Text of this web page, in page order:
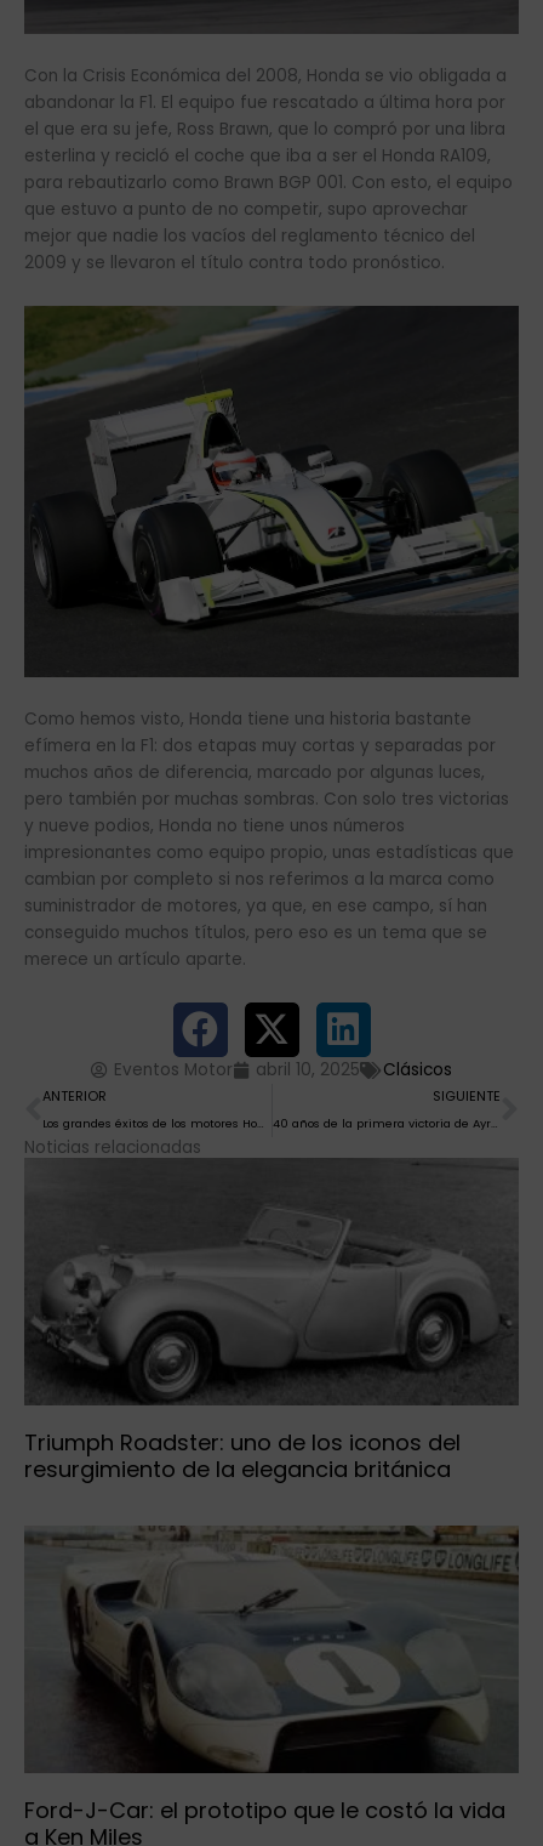
Con la Crisis Económica del 2008, Honda se vio obligada a
abandonar la F1. El equipo fue rescatado a última hora por
el que era su jefe, Ross Brawn, que lo compró por una libra
esterlina y recicló el coche que iba a ser el Honda RA109,
para rebautizarlo como Brawn BGP 001. Con esto, el equipo
que estuvo a punto de no competir, supo aprovechar
mejor que nadie los vacíos del reglamento técnico del
2009 y se llevaron el título contra todo pronóstico.
Como hemos visto, Honda tiene una historia bastante
efímera en la F1: dos etapas muy cortas y separadas por
muchos años de diferencia, marcado por algunas luces,
pero también por muchas sombras. Con solo tres victorias
y nueve podios, Honda no tiene unos números
impresionantes como equipo propio, unas estadísticas que
cambian por completo si nos referimos a la marca como
suministrador de motores, ya que, en ese campo, sí han
conseguido muchos títulos, pero eso es un tema que se
merece un artículo aparte.
Eventos Motor abril 10, 2025 Clásicos
Ant
ANTERIOR
Los grandes éxitos de los motores Honda en F1
SIGUIENTE
40 años de la primera victoria de Ayrton Senna
Noticias relacionadas
Triumph Roadster: uno de los iconos del
resurgimiento de la elegancia británica
Ford-J-Car: el prototipo que le costó la vida
a Ken Miles